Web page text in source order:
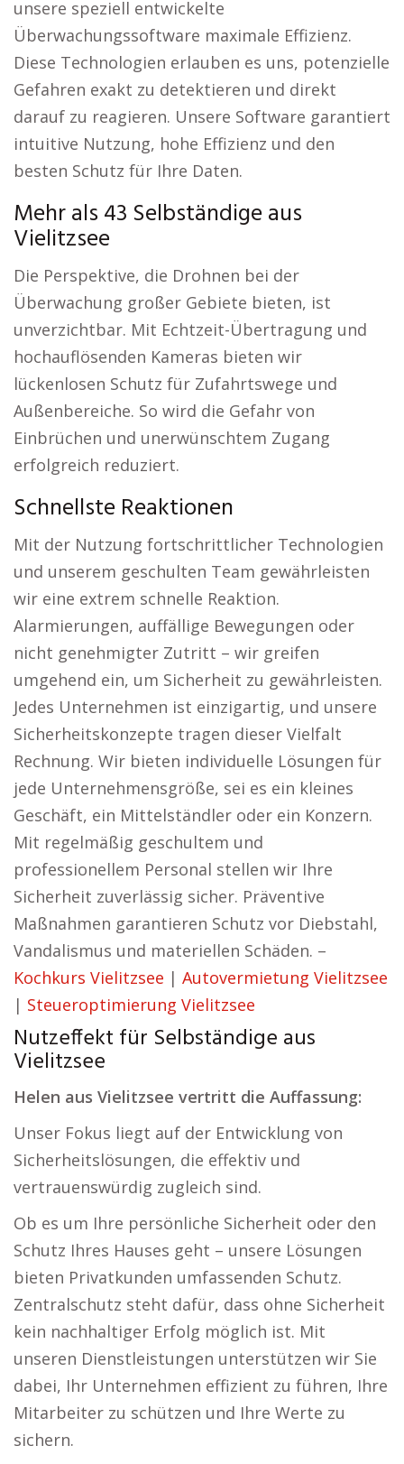
unsere speziell entwickelte
Überwachungssoftware maximale Effizienz.
Diese Technologien erlauben es uns, potenzielle
Gefahren exakt zu detektieren und direkt
darauf zu reagieren. Unsere Software garantiert
intuitive Nutzung, hohe Effizienz und den
besten Schutz für Ihre Daten.
Mehr als 43 Selbständige aus
Vielitzsee
Die Perspektive, die Drohnen bei der
Überwachung großer Gebiete bieten, ist
unverzichtbar. Mit Echtzeit-Übertragung und
hochauflösenden Kameras bieten wir
lückenlosen Schutz für Zufahrtswege und
Außenbereiche. So wird die Gefahr von
Einbrüchen und unerwünschtem Zugang
erfolgreich reduziert.
Schnellste Reaktionen
Mit der Nutzung fortschrittlicher Technologien
und unserem geschulten Team gewährleisten
wir eine extrem schnelle Reaktion.
Alarmierungen, auffällige Bewegungen oder
nicht genehmigter Zutritt – wir greifen
umgehend ein, um Sicherheit zu gewährleisten.
Jedes Unternehmen ist einzigartig, und unsere
Sicherheitskonzepte tragen dieser Vielfalt
Rechnung. Wir bieten individuelle Lösungen für
jede Unternehmensgröße, sei es ein kleines
Geschäft, ein Mittelständler oder ein Konzern.
Mit regelmäßig geschultem und
professionellem Personal stellen wir Ihre
Sicherheit zuverlässig sicher. Präventive
Maßnahmen garantieren Schutz vor Diebstahl,
Vandalismus und materiellen Schäden. –
Kochkurs Vielitzsee | Autovermietung Vielitzsee
| Steueroptimierung Vielitzsee
Nutzeffekt für Selbständige aus
Vielitzsee
Helen aus Vielitzsee vertritt die Auffassung:
Unser Fokus liegt auf der Entwicklung von
Sicherheitslösungen, die effektiv und
vertrauenswürdig zugleich sind.
Ob es um Ihre persönliche Sicherheit oder den
Schutz Ihres Hauses geht – unsere Lösungen
bieten Privatkunden umfassenden Schutz.
Zentralschutz steht dafür, dass ohne Sicherheit
kein nachhaltiger Erfolg möglich ist. Mit
unseren Dienstleistungen unterstützen wir Sie
dabei, Ihr Unternehmen effizient zu führen, Ihre
Mitarbeiter zu schützen und Ihre Werte zu
sichern.